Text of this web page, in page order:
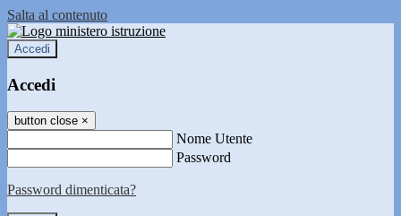
Salta al contenuto
Accedi
Accedi
button close ×
Nome Utente
Password
Password dimenticata?